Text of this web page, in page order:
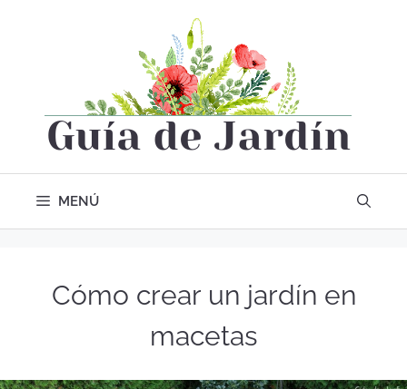
MENÚ
Cómo crear un jardín en
macetas